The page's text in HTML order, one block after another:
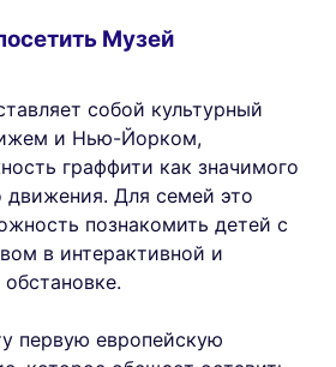
Музей
собой культурный
и Нью-Йорком,
граффити как значимого
движения. Для семей это
познакомить детей с
в интерактивной и
первую европейскую